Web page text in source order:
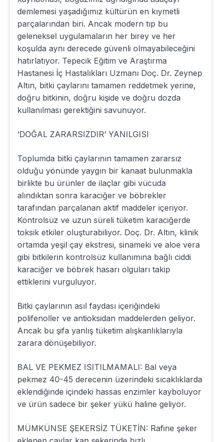
demlemesi yaşadığımız kültürün en kıymetli
parçalarından biri. Ancak modern tıp bu
geleneksel uygulamaların her birey ve her
koşulda aynı derecede güvenli olmayabileceğini
hatırlatıyor. Tepecik Eğitim ve Araştırma
Hastanesi İç Hastalıkları Uzmanı Doç. Dr. Zeynep
Altın, bitki çaylarını tamamen reddetmek yerine,
doğru bitkinin, doğru kişide ve doğru dozda
kullanılması gerektiğini savunuyor.
‘DOĞAL ZARARSIZDIR’ YANILGISI
Toplumda bitki çaylarının tamamen zararsız
olduğu yönünde yaygın bir kanaat bulunmakla
birlikte bu ürünler de ilaçlar gibi vücuda
alındıktan sonra karaciğer ve böbrekler
tarafından parçalanan aktif maddeler içeriyor.
Kontrolsüz ve uzun süreli tüketim karaciğerde
toksik etkiler oluşturabiliyor. Doç. Dr. Altın, klinik
ortamda yeşil çay ekstresi, sinameki ve aloe vera
gibi bitkilerin kontrolsüz kullanımına bağlı ciddi
karaciğer ve böbrek hasarı olguları takip
ettiklerini vurguluyor.
Bitki çaylarının asıl faydası içeriğindeki
polifenoller ve antioksidan maddelerden geliyor.
Ancak bu şifa yanlış tüketim alışkanlıklarıyla
zarara dönüşebiliyor.
BAL VE PEKMEZ ISITILMAMALI: Bal veya
pekmez 40-45 derecenin üzerindeki sıcaklıklarda
eklendiğinde içindeki hassas enzimler kayboluyor
ve ürün sadece bir şeker yükü haline geliyor.
MÜMKÜNSE ŞEKERSİZ TÜKETİN: Rafine şeker